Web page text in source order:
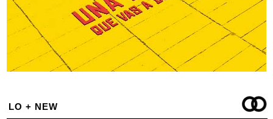
LO + NEW